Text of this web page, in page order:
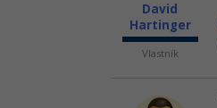
David
Hartinger
Vlastník